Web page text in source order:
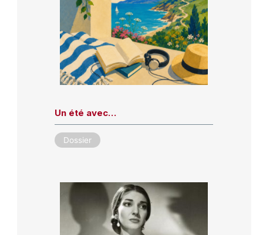
Un été avec…
Dossier